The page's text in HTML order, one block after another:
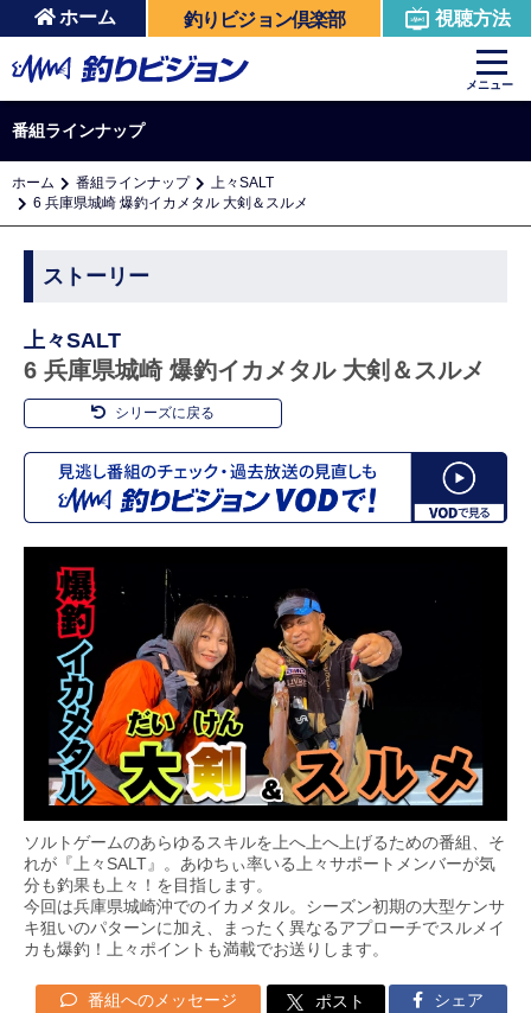
ホーム 釣りビジョン倶楽部 視聴方法
メニュー
番組ラインナップ
ホーム 番組ラインナップ
上々SALT
6 兵庫県城崎 爆釣イカメタル 大剣＆スルメ
ストーリー
上々SALT
6 兵庫県城崎 爆釣イカメタル 大剣＆スルメ
シリーズに戻る
ソルトゲームのあらゆるスキルを上へ上へ上げるための番組、そ
れが『上々SALT』。あゆちぃ率いる上々サポートメンバーが気
分も釣果も上々！を目指します。
今回は兵庫県城崎沖でのイカメタル。シーズン初期の大型ケンサ
キ狙いのパターンに加え、まったく異なるアプローチでスルメイ
カも爆釣！上々ポイントも満載でお送りします。
番組へのメッセージ ポスト シェア